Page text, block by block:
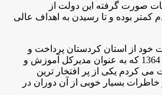
صورت گرفته این دولت از
بوده و تا رسیدن به اهداف عالی
خود از استان کردستان پرداخت و
گفت: سال های 1360 تا 1364 که به عنوان مدیرکل آموزش و
کردم یکی از پر افتخار ترین
بسیار خوبی از آن دوران در